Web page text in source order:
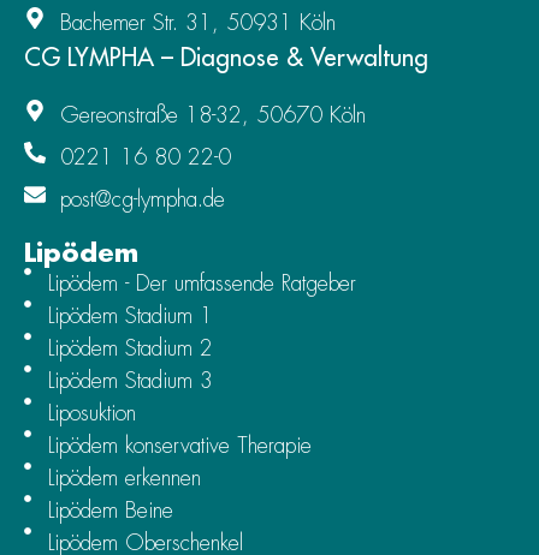
Bachemer Str. 31, 50931 Köln
CG LYMPHA – Diagnose & Verwaltung
Gereonstraße 18-32, 50670 Köln
0221 16 80 22-0
post@cg-lympha.de
Lipödem
Lipödem - Der umfassende Ratgeber
Lipödem Stadium 1
Lipödem Stadium 2
Lipödem Stadium 3
Liposuktion
Lipödem konservative Therapie
Lipödem erkennen
Lipödem Beine
Lipödem Oberschenkel